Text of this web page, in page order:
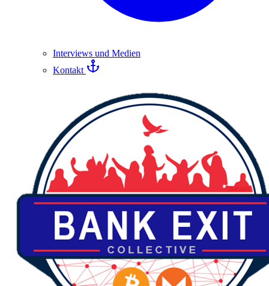
Interviews und Medien
Kontakt